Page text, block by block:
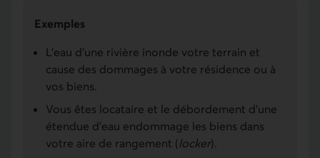
Exemples
L’eau d’une rivière inonde votre terrain et
cause des dommages à votre résidence ou à
vos biens.
Vous êtes locataire et le déborde­ment d’une
étendue d’eau endommage les biens dans
votre aire de rangement ( locker).